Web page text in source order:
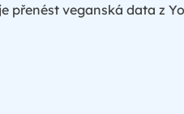
přenést veganská data z